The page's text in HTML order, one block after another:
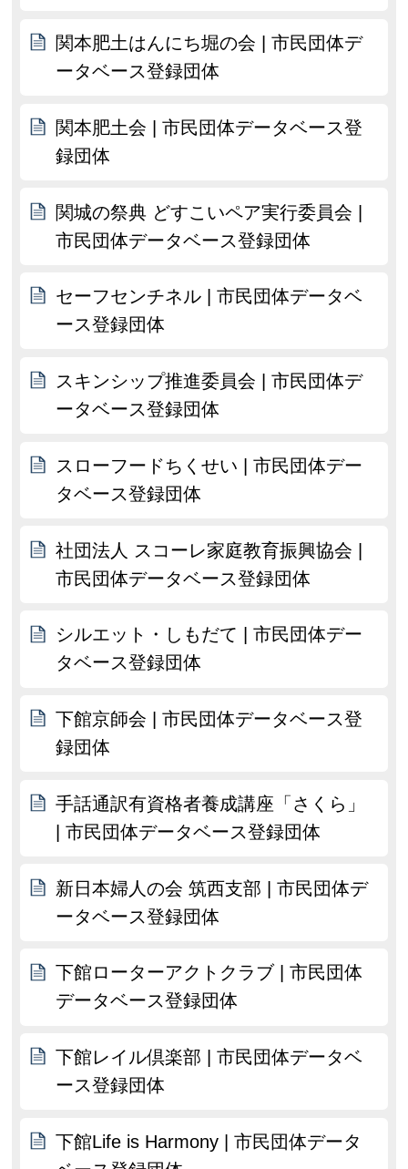
関本肥土はんにち堀の会 | 市民団体デ
ータベース登録団体
関本肥土会 | 市民団体データベース登
録団体
関城の祭典 どすこいペア実行委員会 |
市民団体データベース登録団体
セーフセンチネル | 市民団体データベ
ース登録団体
スキンシップ推進委員会 | 市民団体デ
ータベース登録団体
スローフードちくせい | 市民団体デー
タベース登録団体
社団法人 スコーレ家庭教育振興協会 |
市民団体データベース登録団体
シルエット・しもだて | 市民団体デー
タベース登録団体
下館京師会 | 市民団体データベース登
録団体
手話通訳有資格者養成講座「さくら」
| 市民団体データベース登録団体
新日本婦人の会 筑西支部 | 市民団体デ
ータベース登録団体
下館ローターアクトクラブ | 市民団体
データベース登録団体
下館レイル倶楽部 | 市民団体データベ
ース登録団体
下館Life is Harmony | 市民団体データ